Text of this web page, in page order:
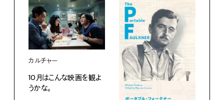
カルチャー
10月はこんな映画を観よ
うかな。